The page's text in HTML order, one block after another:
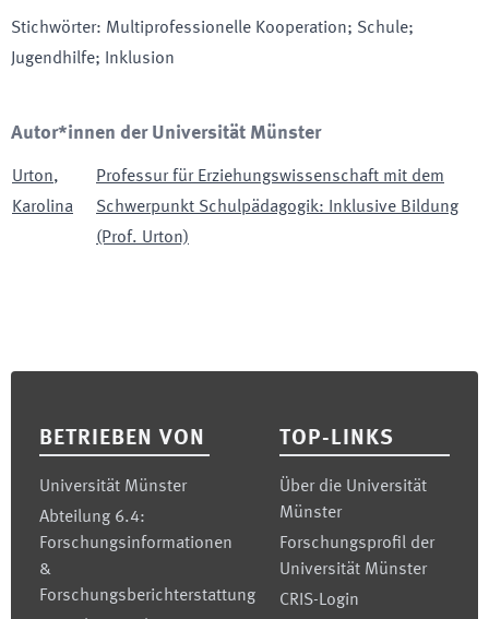
Stichwörter: Multiprofessionelle Kooperation; Schule;
Jugendhilfe; Inklusion
Autor*innen der Universität Münster
Urton,
Karolina
Professur für Erziehungswissenschaft mit dem
Schwerpunkt Schulpädagogik: Inklusive Bildung
(Prof. Urton)
BETRIEBEN VON
Universität Münster
Abteilung 6.4:
Forschungsinformationen
&
Forschungsberichterstattung
TOP-LINKS
Über die Universität
Münster
Forschungsprofil der
Universität Münster
CRIS-Login